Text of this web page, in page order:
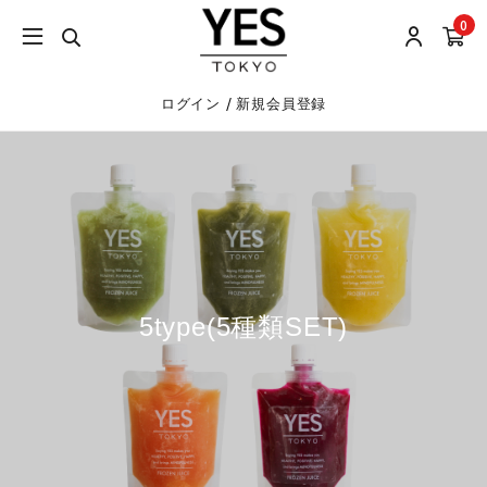
0
ログイン / 新規会員登録
5type(5種類SET)